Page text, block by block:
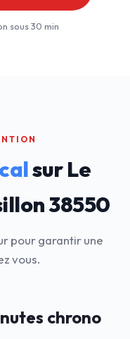
sous 30 min
sur Le
38550
pour garantir une
vous.
chrono